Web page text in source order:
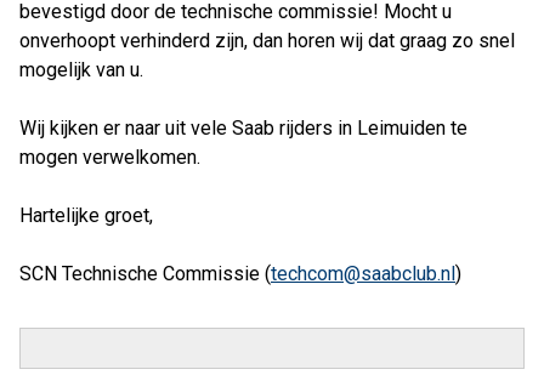
bevestigd door de technische commissie! Mocht u
onverhoopt verhinderd zijn, dan horen wij dat graag zo snel
mogelijk van u.
Wij kijken er naar uit vele Saab rijders in Leimuiden te
mogen verwelkomen.
Hartelijke groet,
SCN Technische Commissie (techcom@saabclub.nl)